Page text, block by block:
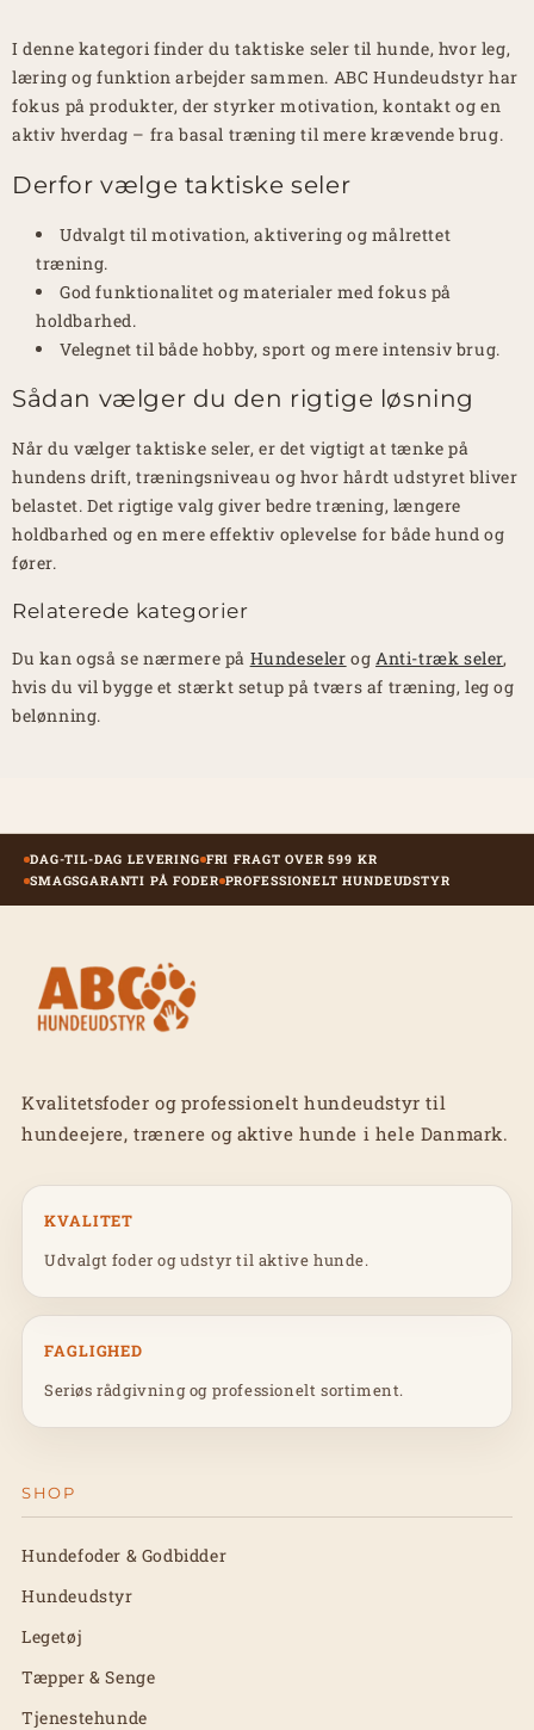
I denne kategori finder du taktiske seler til hunde, hvor leg,
læring og funktion arbejder sammen. ABC Hundeudstyr har
fokus på produkter, der styrker motivation, kontakt og en
aktiv hverdag – fra basal træning til mere krævende brug.
Derfor vælge taktiske seler
Udvalgt til motivation, aktivering og målrettet
træning.
God funktionalitet og materialer med fokus på
holdbarhed.
Velegnet til både hobby, sport og mere intensiv brug.
Sådan vælger du den rigtige løsning
Når du vælger taktiske seler, er det vigtigt at tænke på
hundens drift, træningsniveau og hvor hårdt udstyret bliver
belastet. Det rigtige valg giver bedre træning, længere
holdbarhed og en mere effektiv oplevelse for både hund og
fører.
Relaterede kategorier
Du kan også se nærmere på Hundeseler ogAnti-træk seler,
hvis du vil bygge et stærkt setup på tværs af træning, leg og
belønning.
DAG-TIL-DAG LEVERING FRI FRAGT OVER 599 KR
SMAGSGARANTI PÅ FODER PROFESSIONELT HUNDEUDSTYR
Kvalitetsfoder og professionelt hundeudstyr til
hundeejere, trænere og aktive hunde i hele Danmark.
KVALITET
Udvalgt foder og udstyr til aktive hunde.
FAGLIGHED
Seriøs rådgivning og professionelt sortiment.
SHOP
Hundefoder & Godbidder
Hundeudstyr
Legetøj
Tæpper & Senge
Tjenestehunde